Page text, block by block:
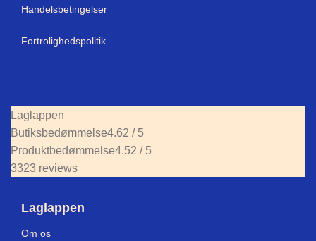
Handelsbetingelser
Fortrolighedspolitik
Laglappen
Butiksbedømmelse4.62 / 5
Produktbedømmelse4.52 / 5
3323 reviews
Laglappen
Om os